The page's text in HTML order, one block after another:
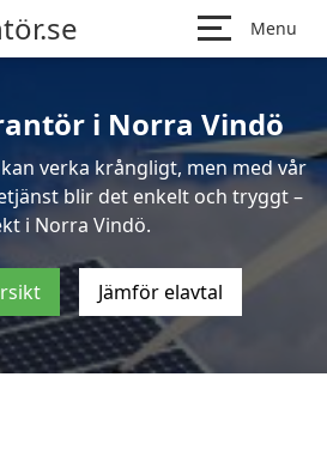
Menu
i Norra Vindö
verka krångligt, men med vår
blir det enkelt och tryggt –
i Norra Vindö.
Jämför elavtal